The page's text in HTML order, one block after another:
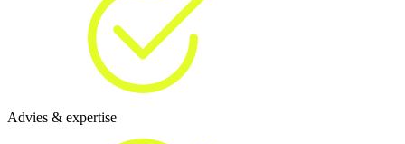
Advies & expertise